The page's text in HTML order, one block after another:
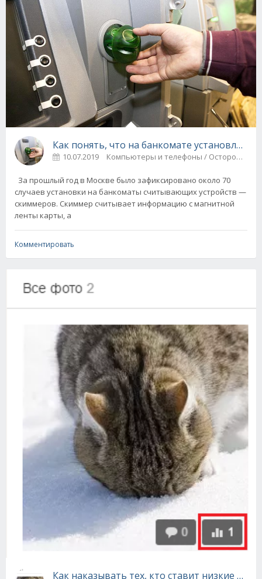
Как понять, что на банкомате установлено
10.07.2019 Компьютеры и телефоны /
За прошлый год в Москве было зафиксировано около 70
случаев установки на банкоматы считывающих устройств —
скиммеров. Скиммер считывает информацию с магнитной
ленты карты, а
Комментировать
Как наказывать тех, кто ставит низкие